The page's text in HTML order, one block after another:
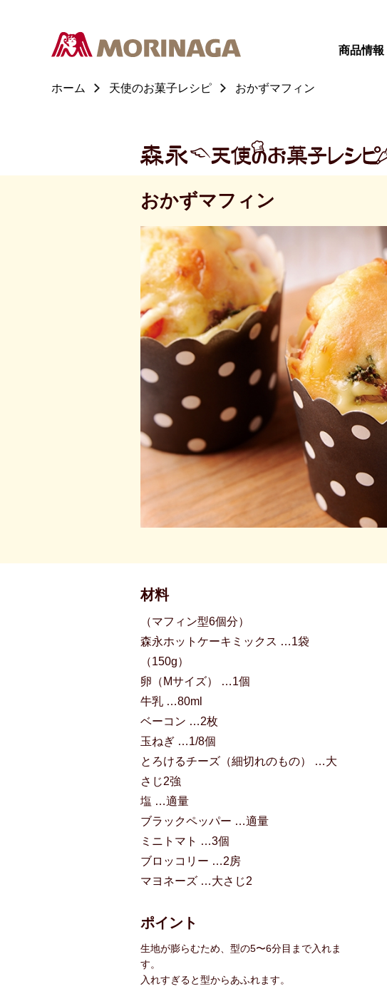
商品情報
ホーム 天使のお菓子レシピ おかずマフィン
おかずマフィン
材料
（マフィン型6個分）
森永ホットケーキミックス …1袋
（150g）
卵（Mサイズ） …1個
牛乳 …80ml
ベーコン …2枚
玉ねぎ …1/8個
とろけるチーズ（細切れのもの） …大
さじ2強
塩 …適量
ブラックペッパー …適量
ミニトマト …3個
ブロッコリー …2房
マヨネーズ …大さじ2
ポイント
生地が膨らむため、型の5〜6分目まで入れま
す。
入れすぎると型からあふれます。